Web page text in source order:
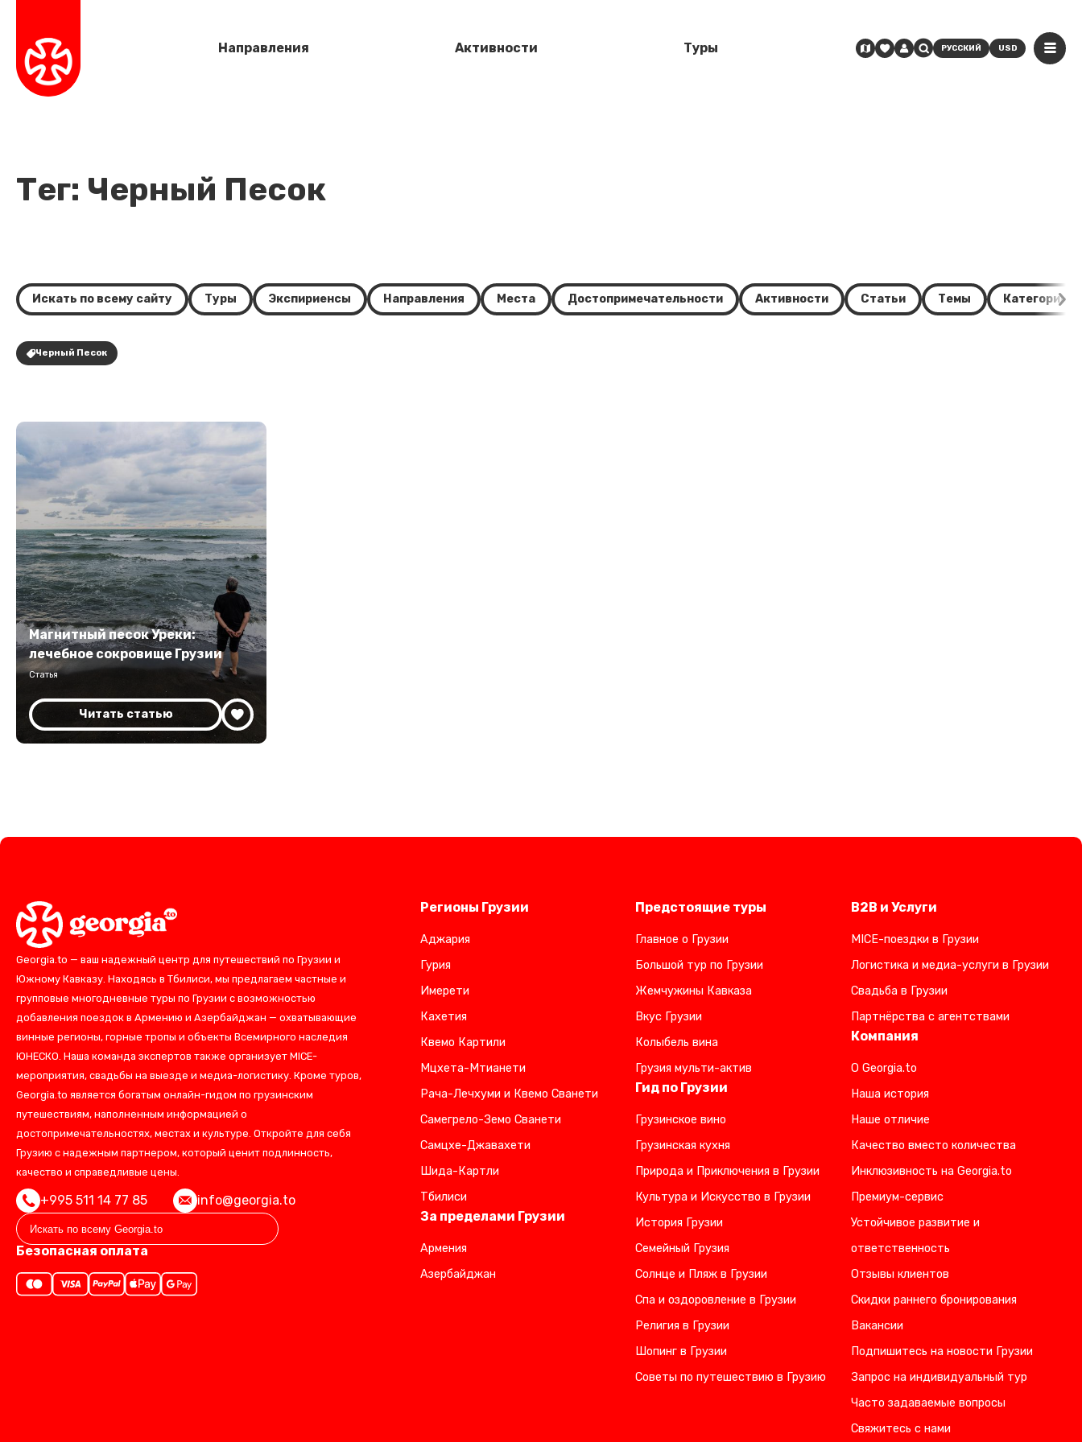
Направления Активности Туры РУССКИЙ USD
Тег: Черный Песок
Искать по всему сайту Туры Экспириенсы Направления Места Достопримечательности Активности Статьи Темы Категории
Черный Песок
Магнитный песок Уреки:
лечебное сокровище Грузии
Статья
Читать статью
Georgia.to — ваш надежный центр для путешествий по Грузии и
Южному Кавказу. Находясь в Тбилиси, мы предлагаем частные и
групповые многодневные туры по Грузии с возможностью
добавления поездок в Армению и Азербайджан — охватывающие
винные регионы, горные тропы и объекты Всемирного наследия
ЮНЕСКО. Наша команда экспертов также организует MICE-
мероприятия, свадьбы на выезде и медиа-логистику. Кроме туров,
Georgia.to является богатым онлайн-гидом по грузинским
путешествиям, наполненным информацией о
достопримечательностях, местах и культуре. Откройте для себя
Грузию с надежным партнером, который ценит подлинность,
качество и справедливые цены.
+995 511 14 77 85 info@georgia.to
Безопасная оплата
Регионы Грузии
Аджария
Гурия
Имерети
Кахетия
Квемо Картили
Мцхета-Мтианети
Рача-Лечхуми и Квемо Сванети
Самегрело-Земо Сванети
Самцхе-Джавахети
Шида-Картли
Тбилиси
За пределами Грузии
Армения
Азербайджан
Предстоящие туры
Главное о Грузии
Большой тур по Грузии
Жемчужины Кавказа
Вкус Грузии
Колыбель вина
Грузия мульти-актив
Гид по Грузии
Грузинское вино
Грузинская кухня
Природа и Приключения в Грузии
Культура и Искусство в Грузии
История Грузии
Семейный Грузия
Солнце и Пляж в Грузии
Спа и оздоровление в Грузии
Религия в Грузии
Шопинг в Грузии
Советы по путешествию в Грузию
B2B и Услуги
MICE-поездки в Грузии
Логистика и медиа-услуги в Грузии
Свадьба в Грузии
Партнёрства с агентствами
Компания
О Georgia.to
Наша история
Наше отличие
Качество вместо количества
Инклюзивность на Georgia.to
Премиум-сервис
Устойчивое развитие и
ответственность
Отзывы клиентов
Скидки раннего бронирования
Вакансии
Подпишитесь на новости Грузии
Запрос на индивидуальный тур
Часто задаваемые вопросы
Свяжитесь с нами